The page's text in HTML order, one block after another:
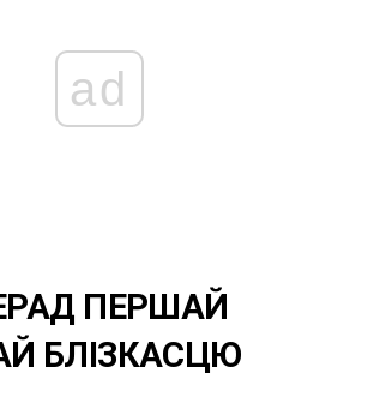
ad
ПЕРШАЙ
БЛІЗКАСЦЮ